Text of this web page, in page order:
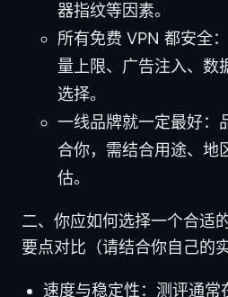
器指纹等因素。
所有免费 VPN 都安全
量上限、广告注入、数
选择。
一线品牌就一定最好：
合你，需结合用途、地
估。
二、你应如何选择一个合适
要点对比（请结合你自己的
速度与稳定性：测评通常